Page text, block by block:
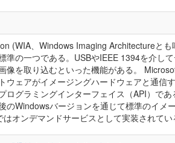
(WIA、Windows Imaging Architectureと
準の一つである。USBやIEEE 1394を介し
像を取り込むといった機能がある。
ウェアがイメージングハードウェアと通信
ログラミングインターフェイス（API）で
のWindowsバージョンを通じて標準のイメ
オンデマンドサービスとして実装されてい